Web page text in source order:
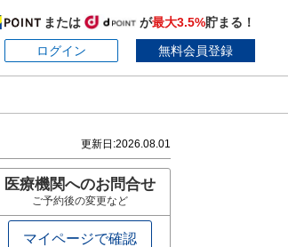
または が最大3.5%貯まる！
ログイン
無料会員登録
更新日:2026.08.01
医療機関へのお問合せ
ご予約後の変更など
マイページで確認